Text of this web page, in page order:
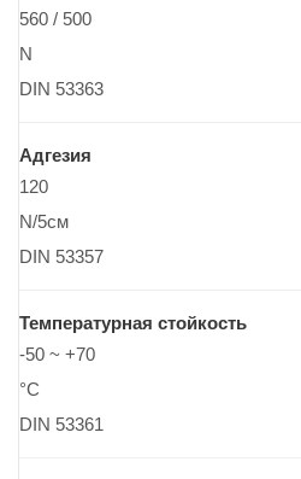
560 / 500
N
DIN 53363
Адгезия
120
N/5см
DIN 53357
Температурная стойкость
-50 ~ +70
°C
DIN 53361